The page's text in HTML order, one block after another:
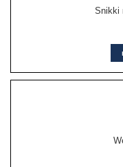
Snikki